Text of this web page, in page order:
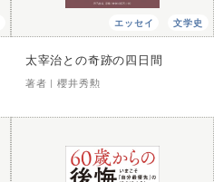
エッセイ 文学史
太宰治との奇跡の四日間
著者｜櫻井秀勲